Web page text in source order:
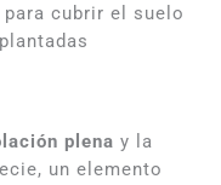
para cubrir el suelo
plena y la
un elemento